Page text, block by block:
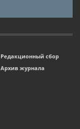
Редакционный сбор
Архив журнала